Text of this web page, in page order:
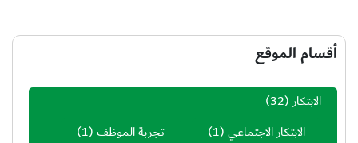
أقسام الموقع
الابتكار(32)
الابتكار الاجتماعي(1) تجربة الموظف(1)